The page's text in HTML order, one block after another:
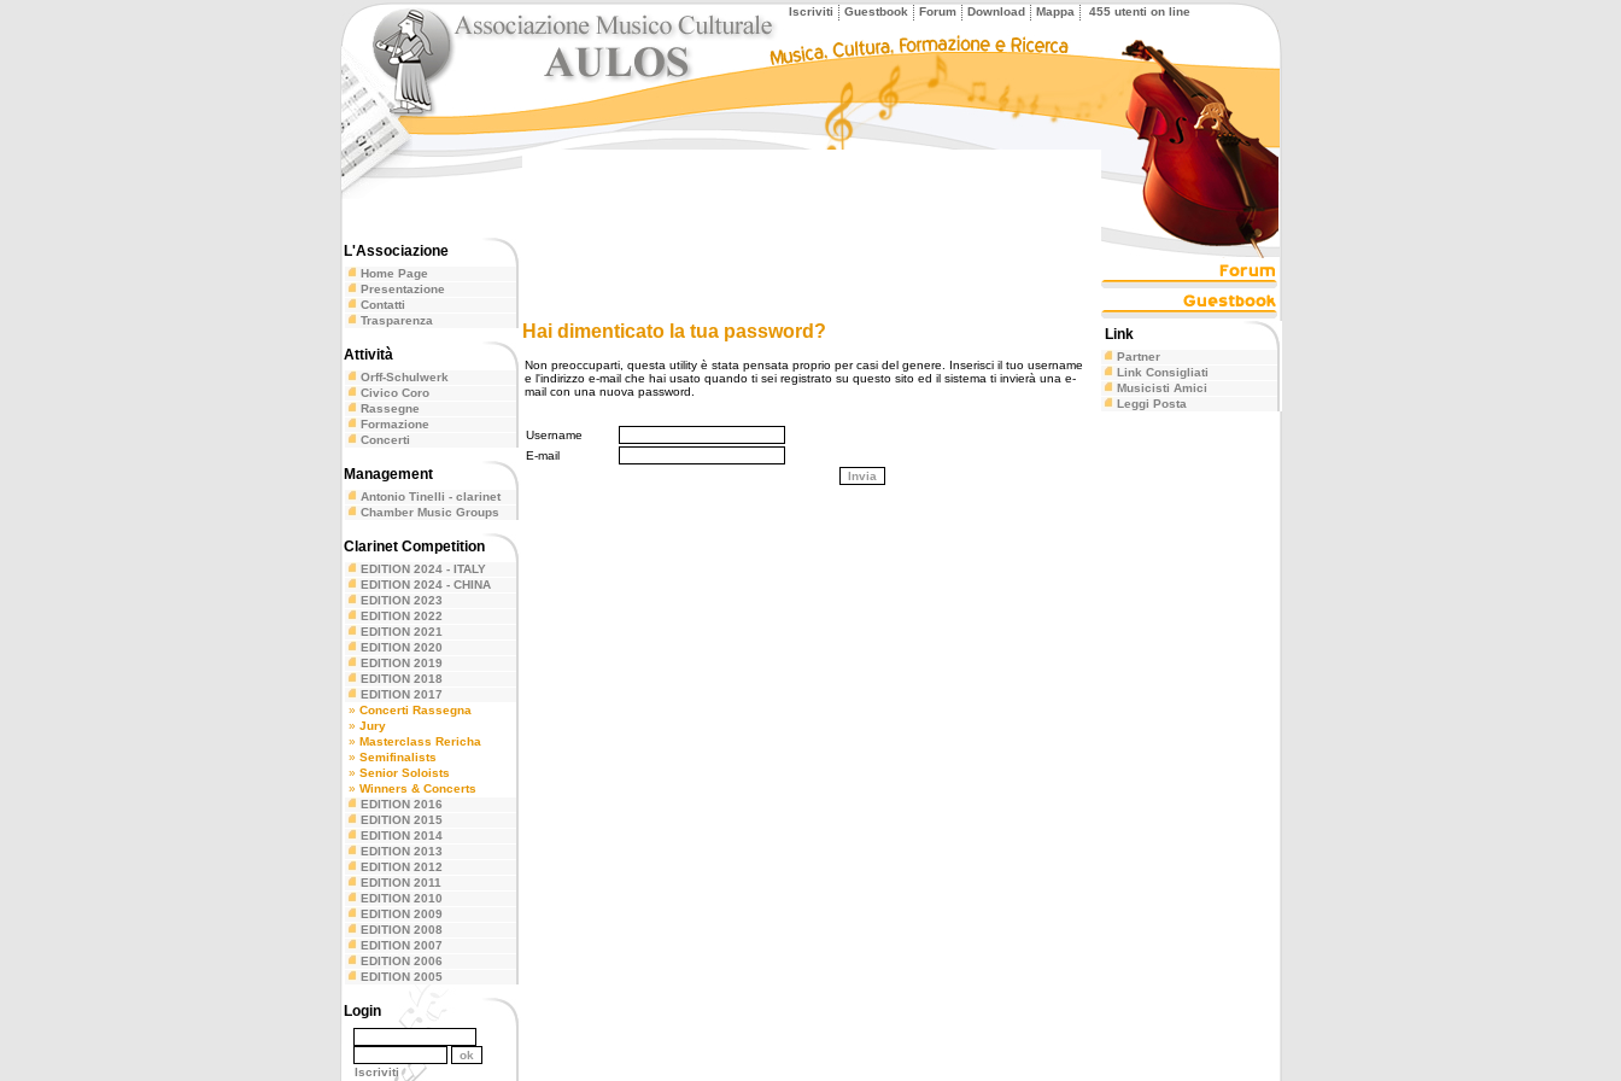
Iscriviti Guestbook Forum Download Mappa 455 utenti on line
L'Associazione
Home Page
Presentazione
Contatti
Trasparenza
Attività
Orff-Schulwerk
Civico Coro
Rassegne
Formazione
Concerti
Management
Antonio Tinelli - clarinet
Chamber Music Groups
Clarinet Competition
EDITION 2024 - ITALY
EDITION 2024 - CHINA
EDITION 2023
EDITION 2022
EDITION 2021
EDITION 2020
EDITION 2019
EDITION 2018
EDITION 2017
» Concerti Rassegna
» Jury
» Masterclass Rericha
» Semifinalists
» Senior Soloists
» Winners & Concerts
EDITION 2016
EDITION 2015
EDITION 2014
EDITION 2013
EDITION 2012
EDITION 2011
EDITION 2010
EDITION 2009
EDITION 2008
EDITION 2007
EDITION 2006
EDITION 2005
Login
Iscriviti
Hai dimenticato la tua password?
Non preoccuparti, questa utility è stata pensata proprio per casi del genere. Inserisci il tuo username
e l'indirizzo e-mail che hai usato quando ti sei registrato su questo sito ed il sistema ti invierà una e-
mail con una nuova password.
Username
E-mail
Link
Partner
Link Consigliati
Musicisti Amici
Leggi Posta